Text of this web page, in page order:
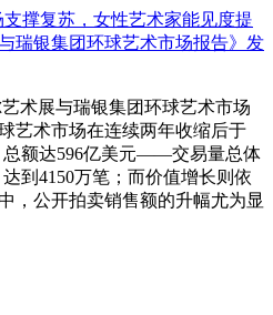
撑复苏，女性艺术家能见度提
瑞银集团环球艺术市场报告》发
术展与瑞银集团环球艺术市场
艺术市场在连续两年收缩后于
总额达596亿美元——交易量总体
到4150万笔；而价值增长则依
，公开拍卖销售额的升幅尤为显